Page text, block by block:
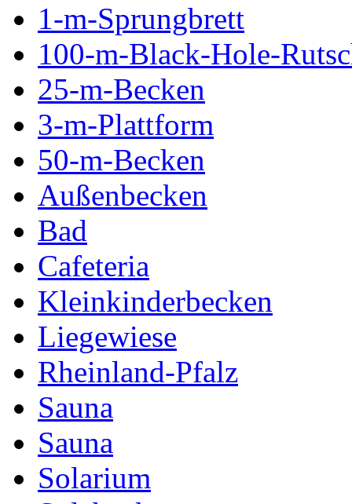
1-m-Sprungbrett
100-m-Black-Hole-
25-m-Becken
3-m-Plattform
50-m-Becken
Außenbecken
Bad
Cafeteria
Kleinkinderbecken
Liegewiese
Rheinland-Pfalz
Sauna
Sauna
Solarium